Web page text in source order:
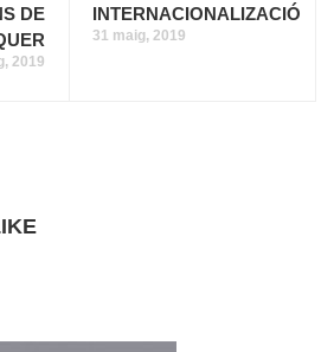
DE
2019
INTERNACIONALIZACIÓ
31 maig, 2019